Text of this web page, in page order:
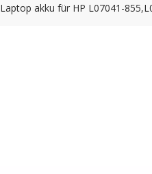
Laptop akku für HP L07041-